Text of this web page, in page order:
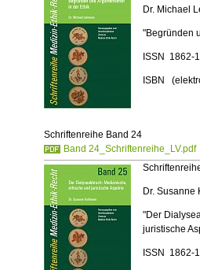
Dr. Michael
"Begründen
ISSN 1862-
ISBN
Schriftenreihe Band 24
Band 24_Schriftenreihe_LV.pdf
Dr. Susanne
"Der
juristische
ISSN 1862-